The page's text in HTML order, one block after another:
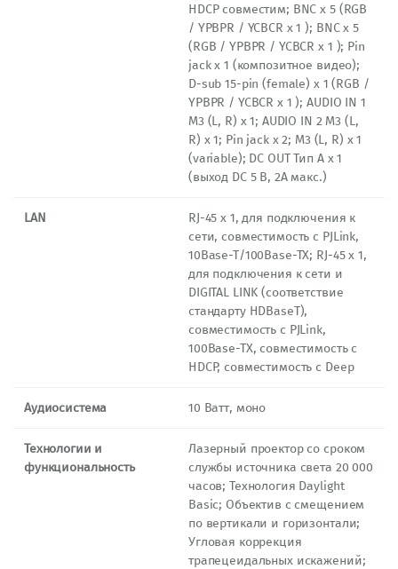
HDCP совместим; BNC x 5 (RGB
/ YPBPR / YCBCR x 1 ); BNC x 5
(RGB / YPBPR / YCBCR x 1 ); Pin
jack x 1 (композитное видео);
D-sub 15-pin (female) x 1 (RGB /
YPBPR / YCBCR x 1 ); AUDIO IN 1
M3 (L, R) х 1; AUDIO IN 2 M3 (L,
R) х 1; Pin jack x 2; M3 (L, R) х 1
(variable); DC OUT Тип A x 1
(выход DC 5 В, 2A макс.)
LAN
RJ-45 х 1, для подключения к
сети, совместимость с PJLink,
10Base-T/100Base-TX; RJ-45 х 1,
для подключения к сети и
DIGITAL LINK (соответствие
стандарту HDBaseT),
совместимость с PJLink,
100Base-TX, совместимость с
HDCP, совместимость с Deep
Аудиосистема 10 Ватт, моно
Технологии и
функциональность
Лазерный проектор со сроком
службы источника света 20 000
часов; Технология Daylight
Basic; Объектив с смещением
по вертикали и горизонтали;
Угловая коррекция
трапецеидальных искажений;